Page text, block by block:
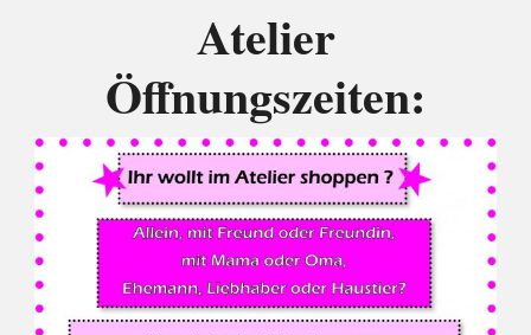
Atelier
Öffnungszeiten: